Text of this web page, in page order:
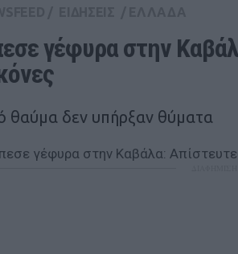
γέφυρα στην
θαύμα δεν υπήρξαν θύματα